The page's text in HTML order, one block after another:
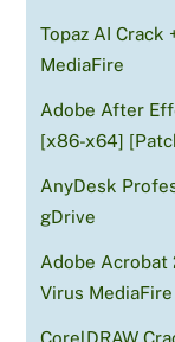
Topaz AI
MediaFire
Adobe After
[x86-x64]
AnyDesk
gDrive
Adobe
Virus MediaFire